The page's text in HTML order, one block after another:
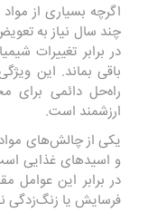
اگرچه بسیاری از
چند سال نیاز به
در برابر تغییرات
باقی بماند. این
راه‌حل دائمی برای
ارزشمند است.
یکی از چالش‌های مواد
و اسیدهای غذایی
در برابر این عوامل
فرسایش یا زنگ‌زدگی